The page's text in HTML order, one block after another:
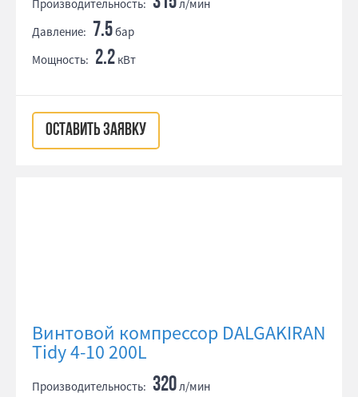
Производительность:
л/мин
Давление: 7.5бар
Мощность: 2.2 кВт
ОСТАВИТЬ ЗАЯВКУ
Винтовой компрессор DALGAKIRAN
Tidy 4-10 200L
Производительность: 320л/мин